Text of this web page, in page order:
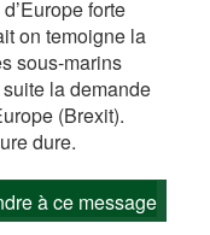
forte
on temoigne la
sous-marins
la demande
(Brexit).
dure.
à ce message